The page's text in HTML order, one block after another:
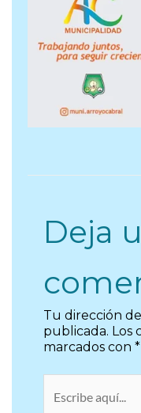
Deja
Tu dirección
publicada. Los
marcados con *